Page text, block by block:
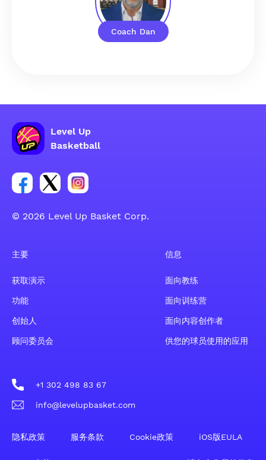
Coach Dan
Level Up
Basketball
Facebook 账户社交群组链接
Tweeter 账户社交群组链接
Instagram 账户社交群组链接
© 2026 Level Up Basket Corp.
主要
获取演示
功能
创始人
顾问委员会
信息
面向教练
面向训练营
面向内容创作者
供您的球员使用的应用
+1 302 498 83 67
info@levelupbasket.com
隐私政策 服务条款 Cookie政策 iOS版EULA